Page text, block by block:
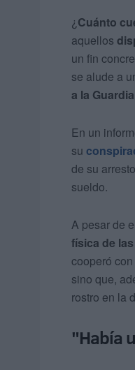
¿ Cuánto
aquellos
un fin
se alude a
a la
En un
su
de su
sueldo.
A pesar de
física de
cooperó
sino que,
rostro en la
"Había